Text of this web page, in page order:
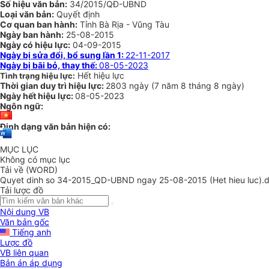
Số hiệu văn bản: 34/2015/QĐ-UBND
Loại văn bản: Quyết định
Cơ quan ban hành: Tỉnh Bà Rịa - Vũng Tàu
Ngày ban hành: 25-08-2015
Ngày có hiệu lực: 04-09-2015
Ngày bị sửa đổi, bổ sung lần 1: 22-11-2017
Ngày bị bãi bỏ, thay thế:08-05-2023
Tình trạng hiệu lực: Hết hiệu lực
Thời gian duy trì hiệu lực: 2803 ngày (7 năm 8 tháng 8 ngày)
Ngày hết hiệu lực:08-05-2023
Ngôn ngữ:
Định dạng văn bản hiện có:
MỤC LỤC
Không có mục lục
Tải về (WORD)
Quyet dinh so 34-2015_QD-UBND ngay 25-08-2015 (Het hieu
Tải lược đồ
Nội dung VB
Văn bản gốc
Tiếng anh
Lược đồ
VB liên quan
Bản án áp dụng